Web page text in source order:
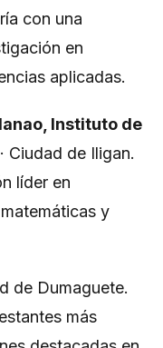
con una
en
aplicadas.
Instituto de
· Ciudad de Iligan.
líder en
y
de Dumaguete.
más